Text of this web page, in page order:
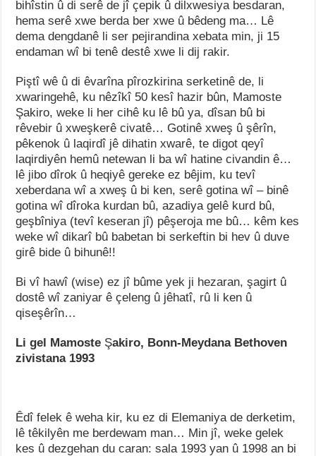
bihîstin û di serê de jî çepik û dilxwesiya besdaran,
hema serê xwe berda ber xwe û bêdeng ma… Lê
dema dengdanê li ser pejirandina xebata min, ji 15
endaman wî bi tenê destê xwe li dij rakir.
Piştî wê û di êvarîna pîrozkirina serketinê de, li
xwaringehê, ku nêzîkî 50 kesî hazir bûn, Mamoste
Şakiro, weke li her cihê ku lê bû ya, dîsan bû bi
rêvebir û xweşkerê civatê… Gotinê xweş û şêrîn,
pêkenok û laqirdî jê dihatin xwarê, te digot qeyî
laqirdiyên hemû netewan li ba wî hatine civandin ê…
lê jibo dîrok û heqiyê gereke ez bêjim, ku tevî
xeberdana wî a xweş û bi ken, serê gotina wî – binê
gotina wî dîroka kurdan bû, azadiya gelê kurd bû,
geşbîniya (tevî keseran jî) pêşeroja me bû… kêm kes
weke wî dikarî bû babetan bi serkeftin bi hev û duve
girê bide û bihunê!!
Bi vî hawî (wise) ez jî bûme yek ji hezaran, şagirt û
dostê wî zaniyar ê çeleng û jêhatî, rû li ken û
qiseşêrîn…
Li gel Mamoste Şakiro, Bonn-Meydana Bethoven
zivistana 1993
Êdî felek ê weha kir, ku ez di Elemaniya de derketim,
lê têkilyên me berdewam man… Min jî, weke gelek
kes û dezgehan du caran: sala 1993 yan û 1998 an bi